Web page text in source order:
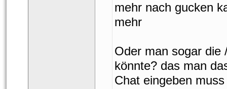
mehr nach gucken
mehr
Oder man sogar die
könnte? das man
Chat eingeben